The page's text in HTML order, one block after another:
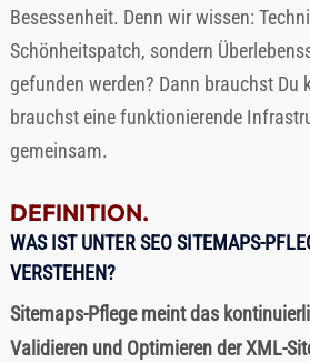
Besessenheit. Denn wir wissen:
Schönheitspatch, sondern
gefunden werden? Dann brauchst Du
brauchst eine funktionierende
gemeinsam.
DEFINITION.
WAS IST UNTER SEO SITEMAPS-
VERSTEHEN?
Sitemaps-Pflege meint das
Validieren und Optimieren der XML-